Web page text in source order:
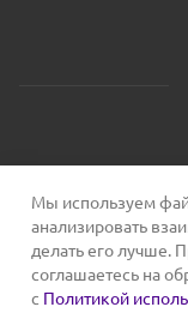
2026
Мы используем
анализировать
делать его лучше.
соглашаетесь на
с Политикой